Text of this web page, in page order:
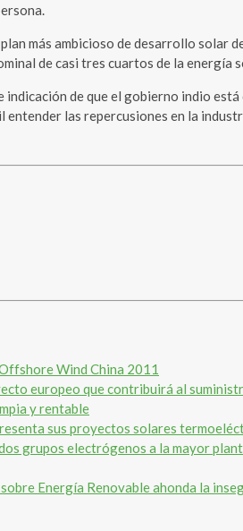
plan más ambicioso de desarrollo
de casi tres cuartos de la energía
indicación de que el gobierno indio
entender las repercusiones en la
Wind China 2011
y rentable